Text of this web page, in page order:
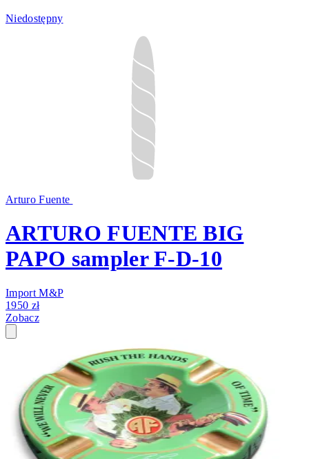
Niedostępny
Arturo Fuente
ARTURO FUENTE BIG
PAPO sampler F-D-10
Import M&P
1950 zł
Zobacz